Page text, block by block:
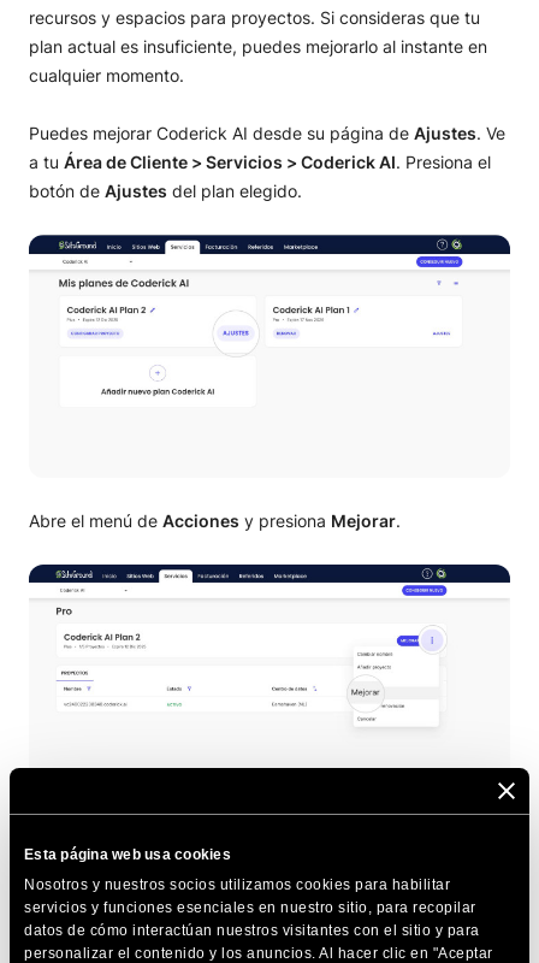
Esta página web usa cookies
Nosotros y nuestros socios utilizamos cookies para habilitar
servicios y funciones esenciales en nuestro sitio, para recopilar
datos de cómo interactúan nuestros visitantes con el sitio y para
personalizar el contenido y los anuncios. Al hacer clic en "Aceptar
recursos y espacios para proyectos. Si consideras que tu
plan actual es insuficiente, puedes mejorarlo al instante en
cualquier momento.
Puedes mejorar Coderick AI desde su página de Ajustes. Ve
a tu Área de Cliente > Servicios > Coderick AI. Presiona el
botón de Ajustes del plan elegido.
Abre el menú de Acciones y presiona Mejorar.
Serás redirigido a una página de comparación que muestra
los detalles de cada plan. Las opciones de mejora
disponibles dependen de tu plan actual. Presiona el botón
deSeleccionardel nuevo plan elegido.